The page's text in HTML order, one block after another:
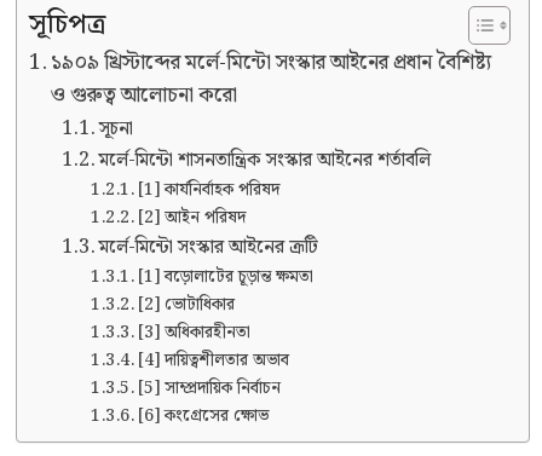
সূচিপত্র
১৯০৯ খ্রিস্টাব্দের মর্লে-মিন্টো সংস্কার আইনের প্রধান বৈশিষ্ট্য
ও গুরুত্ব আলোচনা করো
সূচনা
মর্লে-মিন্টো শাসনতান্ত্রিক সংস্কার আইনের শর্তাবলি
[1] কার্যনির্বাহক পরিষদ
[2] আইন পরিষদ
মর্লে-মিন্টো সংস্কার আইনের ত্রূটি
[1] বড়ােলাটের চূড়ান্ত ক্ষমতা
[2] ভােটাধিকার
[3] অধিকারহীনতা
[4] দায়িত্বশীলতার অভাব
[5] সাম্প্রদায়িক নির্বাচন
[6] কংগ্রেসের ক্ষোভ